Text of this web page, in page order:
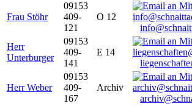
Frau Stöhr
09153
409-
121
O 12
Herr
Unterburger
09153
409-
141
E 14
Herr Weber
09153
409-
167
Archiv